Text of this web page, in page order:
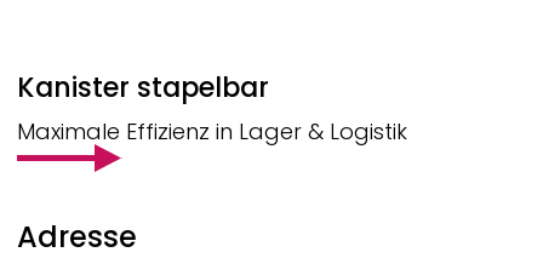
Kanister stapelbar
Maximale Effizienz in Lager & Logistik
Adresse